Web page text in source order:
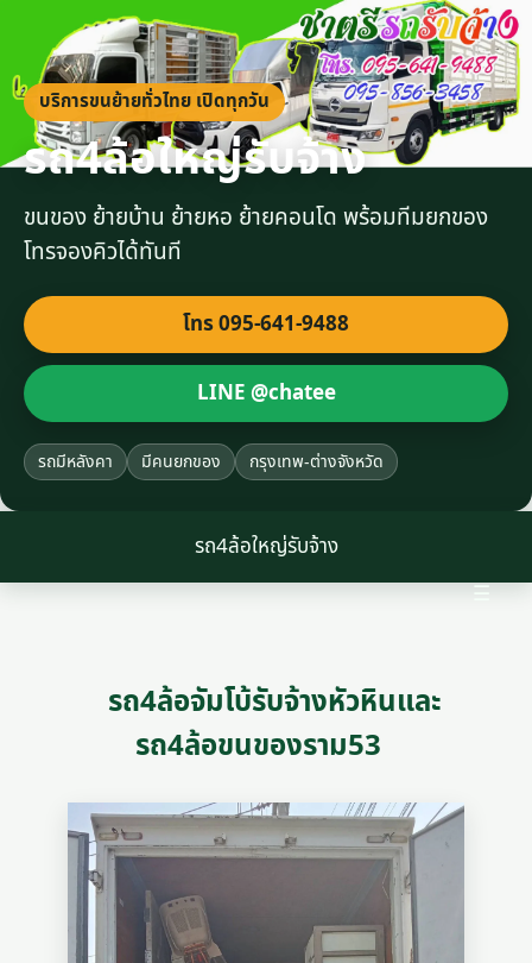
บริการขนย้ายทั่วไทย เปิดทุกวัน
รถ4ล้อใหญ่รับจ้าง
ขนของ ย้ายบ้าน ย้ายหอ ย้ายคอนโด พร้อมทีมยกของ
โทรจองคิวได้ทันที
โทร 095-641-9488
LINE @chatee
รถมีหลังคา มีคนยกของ กรุงเทพ-ต่างจังหวัด
รถ4ล้อใหญ่รับจ้าง
☰
รถ4ล้อจัมโบ้รับจ้างหัวหินและ
รถ4ล้อขนของราม53